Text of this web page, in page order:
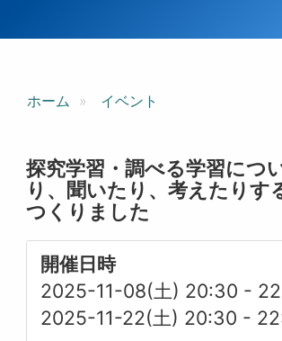
ホーム イベント
探究学習・調べる学習につ
り、聞いたり、考えたりす
つくりました
開催日時
2025-11-08(土) 20:30 -
2025-11-22(土) 20:30 -